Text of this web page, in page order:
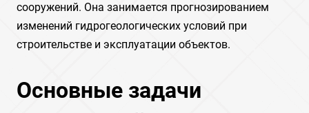
сооружений. Она занимается прогнозированием
изменений гидрогеологических условий при
строительстве и эксплуатации объектов.
Основные задачи